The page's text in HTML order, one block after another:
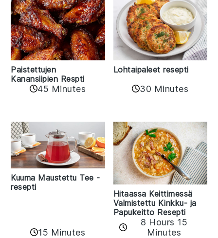
Paistettujen
Kanansiipien Respti
45 Minutes
Lohtaipaleet resepti
30 Minutes
Kuuma Maustettu Tee -
resepti
15 Minutes
Hitaassa Keittimessä
Valmistettu Kinkku- ja
Papukeitto Resepti
8 Hours 15
Minutes